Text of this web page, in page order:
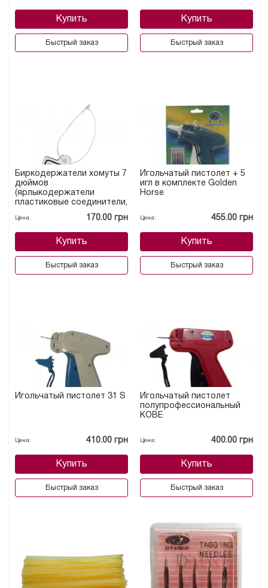
Купить
Быстрый заказ
Купить
Быстрый заказ
Биркодержатели хомуты 7
дюймов
(ярлыкодержатели
пластиковые соединители,
Цена: 170.00 грн
Купить
Быстрый заказ
Игольчатый пистолет + 5
игл в комплекте Golden
Horse
Цена: 455.00 грн
Купить
Быстрый заказ
Игольчатый пистолет 31 S
Цена: 410.00 грн
Купить
Быстрый заказ
Игольчатый пистолет
полупрофессиональный
КОВЕ
Цена: 400.00 грн
Купить
Быстрый заказ